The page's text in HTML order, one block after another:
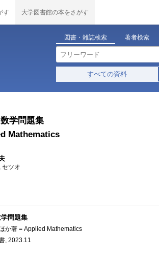
す 大学図書館の本をさがす
図書・雑誌検索 著者検索
すべての資料
学問題集
Mathematics
セツオ
問題集
か著 = Applied Mathematics
, 2023.11